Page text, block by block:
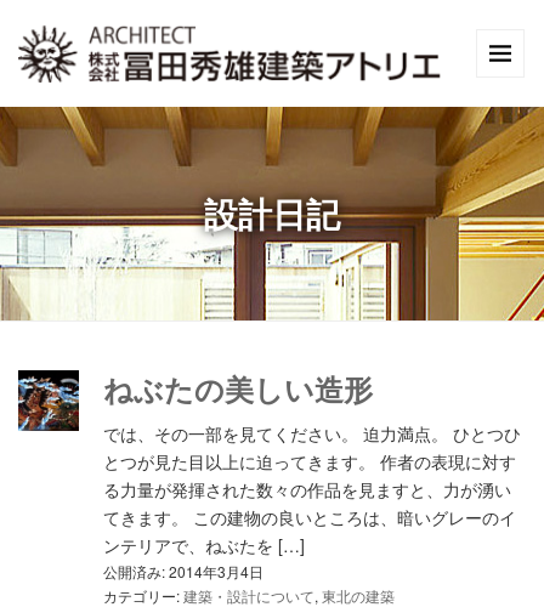
設計日記
ねぶたの美しい造形
では、その一部を見てください。 迫力満点。 ひとつひ
とつが見た目以上に迫ってきます。 作者の表現に対す
る力量が発揮された数々の作品を見ますと、力が湧い
てきます。 この建物の良いところは、暗いグレーのイ
ンテリアで、ねぶたを […]
公開済み: 2014年3月4日
カテゴリー:建築・設計について, 東北の建築